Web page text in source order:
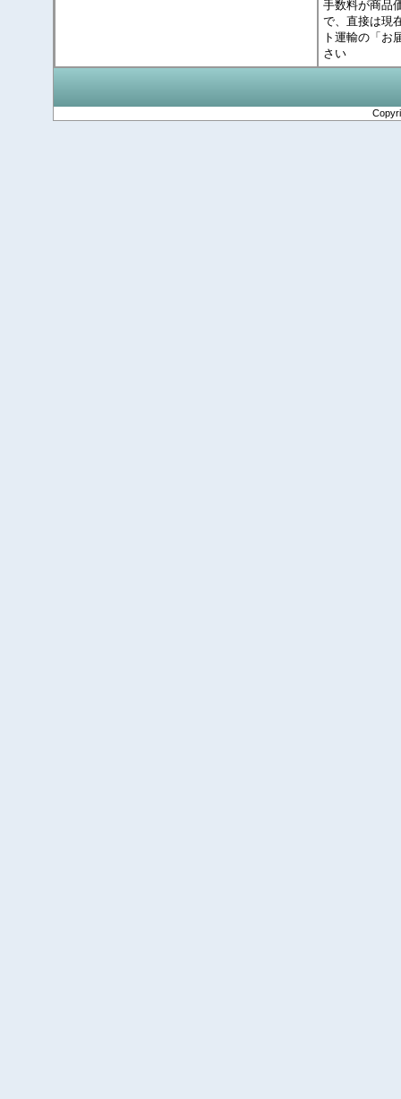
手数料が商品
で、直接は現
ト運輸の「お
さい